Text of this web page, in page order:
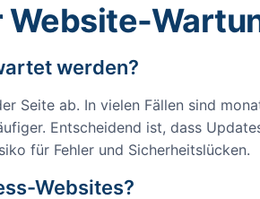
Website-
werden?
Seite ab. In vielen Fällen sind
Entscheidend ist, dass
für Fehler und Sicherheitslücken.
Websites?